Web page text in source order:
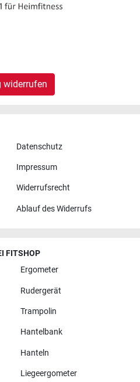
widerrufen
Datenschutz
Impressum
Widerrufsrecht
Ablauf des Widerrufs
FITSHOP
Ergometer
Rudergerät
Trampolin
Hantelbank
Hanteln
Liegeergometer